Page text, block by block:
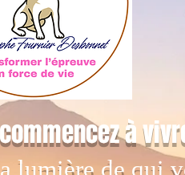
à
lumière de qui